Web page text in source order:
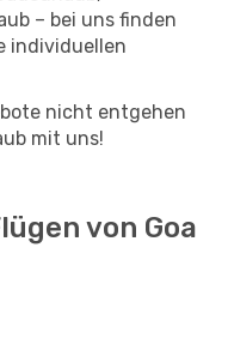
– bei uns finden
individuellen
nicht entgehen
mit uns!
von Goa